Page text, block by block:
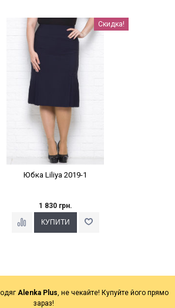
Наклейки Варіант з % Скидка!
Юбка Liliya 2019-1
1 830 грн.
Alenka Plus , не чекайте! Купуйте його прямо
зараз!